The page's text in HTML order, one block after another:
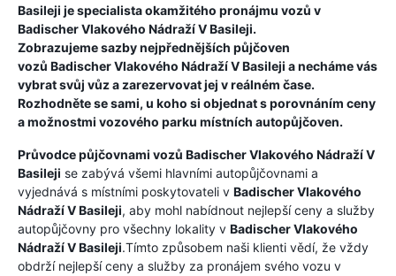
Basileji je specialista okamžitého pronájmu vozů v
Badischer Vlakového Nádraží V Basileji.
Zobrazujeme sazby nejpřednějších půjčoven
vozů Badischer Vlakového Nádraží V Basileji a necháme vás
vybrat svůj vůz a zarezervovat jej v reálném čase.
Rozhodněte se sami, u koho si objednat s porovnáním ceny
a možnostmi vozového parku místních autopůjčoven.
Průvodce půjčovnami vozů Badischer Vlakového Nádraží V
Basileji se zabývá všemi hlavními autopůjčovnami a
vyjednává s místními poskytovateli v Badischer Vlakového
Nádraží V Basileji, aby mohl nabídnout nejlepší ceny a služby
autopůjčovny pro všechny lokality v Badischer Vlakového
Nádraží V Basileji.Tímto způsobem naši klienti vědí, že vždy
obdrží nejlepší ceny a služby za pronájem svého vozu v